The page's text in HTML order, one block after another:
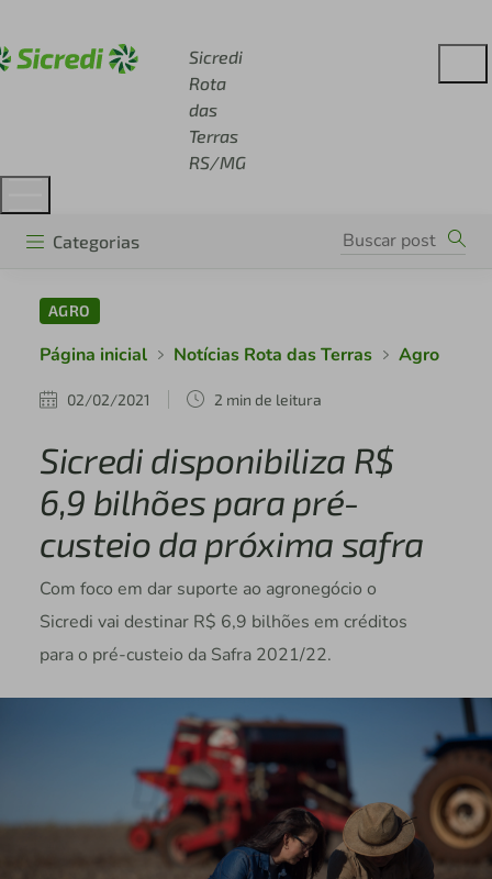
Sicredi
Rota
das
Terras
RS/MG
Categorias
AGRO
Página inicial Notícias Rota das Terras Agro
02/02/2021 2 min de leitura
Sicredi disponibiliza R$
6,9 bilhões para pré-
custeio da próxima safra
Com foco em dar suporte ao agronegócio o
Sicredi vai destinar R$ 6,9 bilhões em créditos
para o pré-custeio da Safra 2021/22.